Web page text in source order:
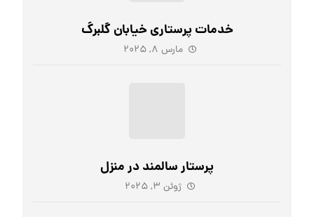
خدمات پرستاری خیابان گلبرگ
مارس ۸, ۲۰۲۵
پرستار سالمند در منزل
ژوئن ۳, ۲۰۲۵